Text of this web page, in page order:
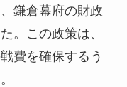
鎌倉幕府の財政
。この政策は、
費を確保するう